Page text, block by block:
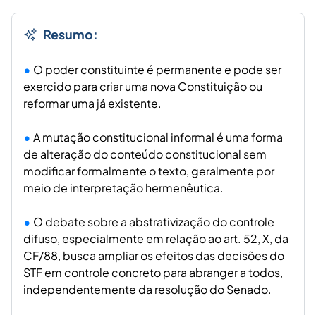
Resumo:
O poder constituinte é permanente e pode ser
exercido para criar uma nova Constituição ou
reformar uma já existente.
A mutação constitucional informal é uma forma
de alteração do conteúdo constitucional sem
modificar formalmente o texto, geralmente por
meio de interpretação hermenêutica.
O debate sobre a abstrativização do controle
difuso, especialmente em relação ao art. 52, X, da
CF/88, busca ampliar os efeitos das decisões do
STF em controle concreto para abranger a todos,
independentemente da resolução do Senado.